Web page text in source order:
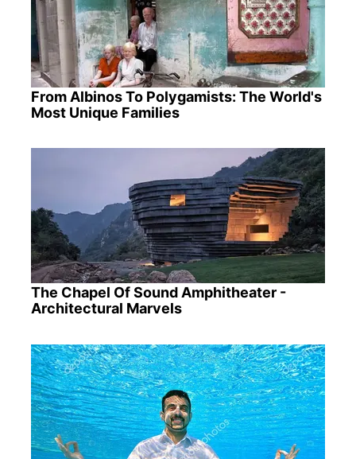
From Albinos To Polygamists: The World's
Most Unique Families
The Chapel Of Sound Amphitheater -
Architectural Marvels